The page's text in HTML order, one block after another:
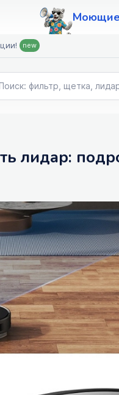
Моющие
new
лидар: